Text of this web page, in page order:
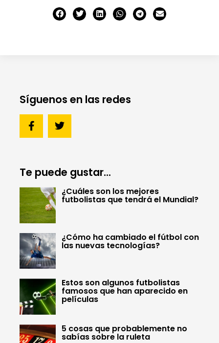
Síguenos en las redes
Te puede gustar...
¿Cuáles son los mejores
futbolistas que tendrá el Mundial?
¿Cómo ha cambiado el fútbol con
las nuevas tecnologías?
Estos son algunos futbolistas
famosos que han aparecido en
películas
5 cosas que probablemente no
sabías sobre la ruleta